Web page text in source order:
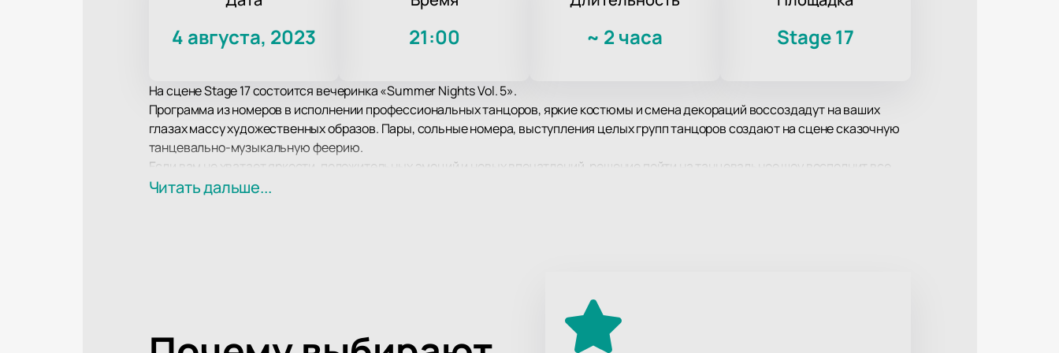
4 августа, 2023 21:00 ~ 2 часа Stage 17
На сцене Stage 17 состоится вечеринка «Summer Nights Vol. 5».
Программа из номеров в исполнении профессиональных танцоров, яркие костюмы и смена декораций воссоздадут на ваших
глазах массу художественных образов. Пары, сольные номера, выступления целых групп танцоров создают на сцене сказочную
танцевально-музыкальную феерию.
Если вам не хватает яркости, положительных эмоций и новых впечатлений, решение пойти на танцевальное шоу восполнит все
эти пробелы! Приготовьтесь пританцовывать в ритм, громко аплодировать и даже вскакивать с места!
Читать дальше...